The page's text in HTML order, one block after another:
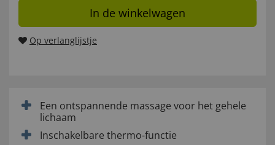
In de winkelwagen
Op verlanglijstje
Een ontspannende massage voor het gehele
lichaam
Inschakelbare thermo-functie